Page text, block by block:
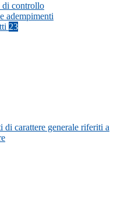
di controllo
adempimenti
23
di carattere generale riferiti a